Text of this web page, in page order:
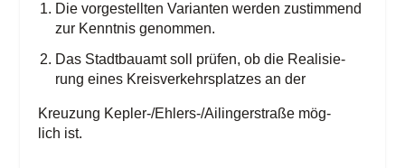
Die vor­ge­stell­ten Vari­an­ten wer­den zustim­mend
zur Kennt­nis genommen.
Das Stadt­bau­amt soll prü­fen, ob die Rea­li­sie­
rung eines Kreis­ver­kehrs­plat­zes an der
Kreu­zung Kep­ler-/Eh­lers-/Ai­lin­ger­stra­ße mög­
lich ist.